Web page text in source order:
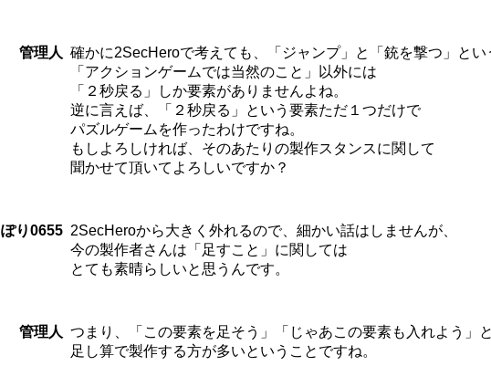
管理人 確かに2SecHeroで考えても、「ジャンプ」と「銃を撃つ」とい
「アクションゲームでは当然のこと」以外には
「２秒戻る」しか要素がありませんよね。
逆に言えば、「２秒戻る」という要素ただ１つだけで
パズルゲームを作ったわけですね。
もしよろしければ、そのあたりの製作スタンスに関して
聞かせて頂いてよろしいですか？
ぽり0655 2SecHeroから大きく外れるので、細かい話はしませんが、
今の製作者さんは「足すこと」に関しては
とても素晴らしいと思うんです。
管理人 つまり、「この要素を足そう」「じゃあこの要素も入れよう」
足し算で製作する方が多いということですね。